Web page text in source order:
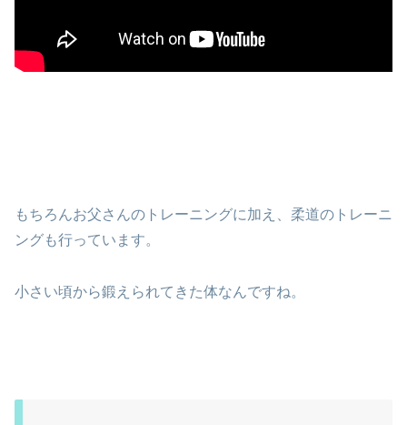
もちろんお父さんのトレーニングに加え、柔道のトレーニ
ングも行っています。
小さい頃から鍛えられてきた体なんですね。